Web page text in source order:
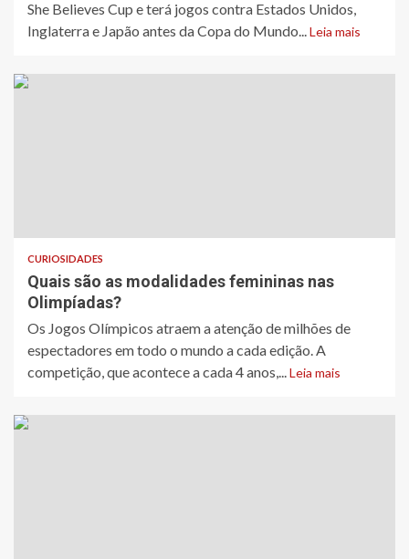
She Believes Cup e terá jogos contra Estados Unidos,
Inglaterra e Japão antes da Copa do Mundo...Leia mais
CURIOSIDADES
Quais são as modalidades femininas nas
Olimpíadas?
Os Jogos Olímpicos atraem a atenção de milhões de
espectadores em todo o mundo a cada edição. A
competição, que acontece a cada 4 anos,...Leia mais